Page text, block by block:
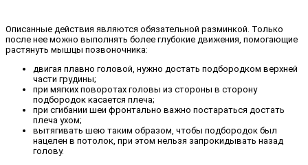
Описанные действия являются обязательной разминкой. Только
после нее можно выполнять более глубокие движения, помогающие
растянуть мышцы позвоночника:
двигая плавно головой, нужно достать подбородком верхней
части грудины;
при мягких поворотах головы из стороны в сторону
подбородок касается плеча;
при сгибании шеи фронтально важно постараться достать
плеча ухом;
вытягивать шею таким образом, чтобы подбородок был
нацелен в потолок, при этом нельзя запрокидывать назад
голову.